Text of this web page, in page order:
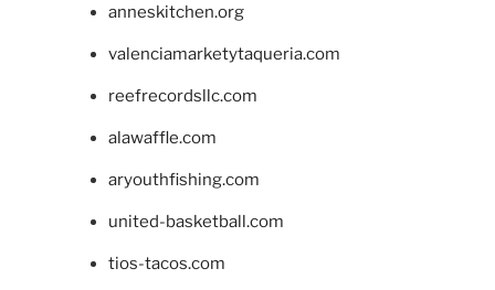
anneskitchen.org
valenciamarketytaqueria.com
reefrecordsllc.com
alawaffle.com
aryouthfishing.com
united-basketball.com
tios-tacos.com